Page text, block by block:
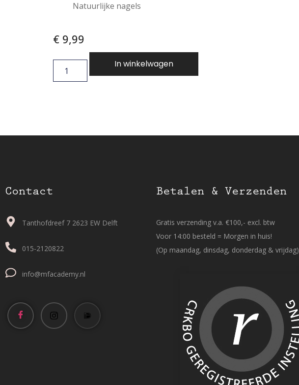
Natuurlijke nagels
€9,99
In winkelwagen
Contact
Tanthofdreef 7 2623 EW Delft
015-2120822
info@mfacademy.nl
Betalen & Verzenden
Gratis verzending v.a. €100,- excl. btw
Voor 14:00 besteld = Morgen in huis!
(Op maandag, dinsdag, donderdag & vrijdag)